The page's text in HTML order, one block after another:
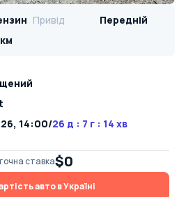
Привід
Передній
14:00/26 д : 7 г : 14 хв
ставка$0
авто в Україні